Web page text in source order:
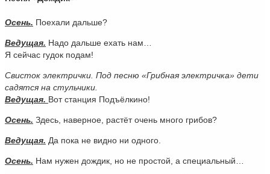
Осень. Поехали дальше?
Ведущая. Надо дальше ехать нам…
Я сейчас гудок подам!
Свисток электрички. Под песню «Грибная электричка» дети
садятся на стульчики.
Ведущая. Вот станция Подъёлкино!
Осень. Здесь, наверное, растёт очень много грибов?
Ведущая. Да пока не видно ни одного.
Осень. Нам нужен дождик, но не простой, а специальный…